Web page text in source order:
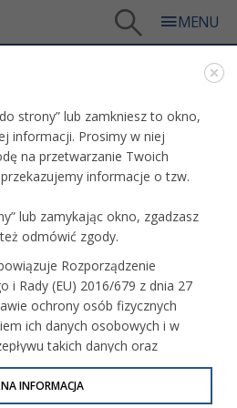
zastępczej w okresie epidemii COVID-19”
W PIECZY
EPIDEMII COVID-19”
projekt pn. „Wsparcie
zastępczej w okresie
Programu Operacyjnego
lata 2014-2020, w ramach
społecznych świadczonych
Ułatwianie dostępu do
oraz wysokiej jakości
i usług socjalnych
strony” lub zamkniesz to okno,
informacji. Prosimy w niej
na przetwarzanie Twoich
informacje o tzw.
lub zamykając okno, zgadzasz
odmówić zgody.
Rozporządzenie
i Rady (EU) 2016/679 z dnia 27
ochrony osób fizycznych
ich danych osobowych i w
takich danych oraz
WE (określane jako RODO, GDPR
o Ochronie Danych
INFORMACJA